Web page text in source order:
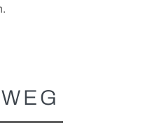
KULTUR UND